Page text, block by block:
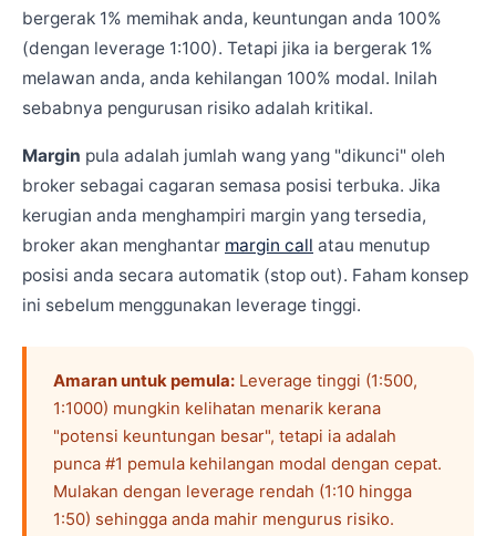
bergerak 1% memihak anda, keuntungan anda 100%
(dengan leverage 1:100). Tetapi jika ia bergerak 1%
melawan anda, anda kehilangan 100% modal. Inilah
sebabnya pengurusan risiko adalah kritikal.
Margin pula adalah jumlah wang yang "dikunci" oleh
broker sebagai cagaran semasa posisi terbuka. Jika
kerugian anda menghampiri margin yang tersedia,
broker akan menghantar margin call atau menutup
posisi anda secara automatik (stop out). Faham konsep
ini sebelum menggunakan leverage tinggi.
Amaran untuk pemula: Leverage tinggi (1:500,
1:1000) mungkin kelihatan menarik kerana
"potensi keuntungan besar", tetapi ia adalah
punca #1 pemula kehilangan modal dengan cepat.
Mulakan dengan leverage rendah (1:10 hingga
1:50) sehingga anda mahir mengurus risiko.